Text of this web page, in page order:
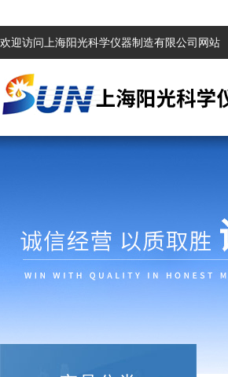
欢迎访问上海阳光科学仪器制造有限公司网站